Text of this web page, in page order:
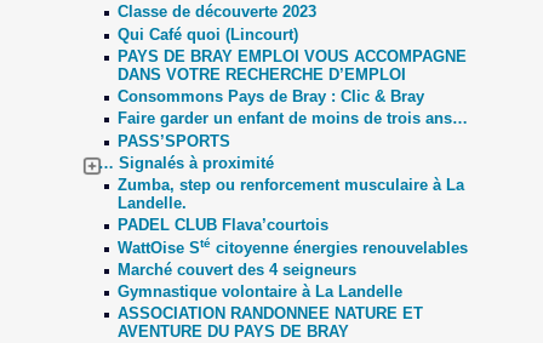
Classe de découverte 2023
Qui Café quoi (Lincourt)
PAYS DE BRAY EMPLOI VOUS ACCOMPAGNE
DANS VOTRE RECHERCHE D’EMPLOI
Consommons Pays de Bray : Clic & Bray
Faire garder un enfant de moins de trois ans…
PASS’SPORTS
… Signalés à proximité
Zumba, step ou renforcement musculaire à La
Landelle.
PADEL CLUB Flava’courtois
WattOise Sté citoyenne énergies renouvelables
Marché couvert des 4 seigneurs
Gymnastique volontaire à La Landelle
ASSOCIATION RANDONNEE NATURE ET
AVENTURE DU PAYS DE BRAY